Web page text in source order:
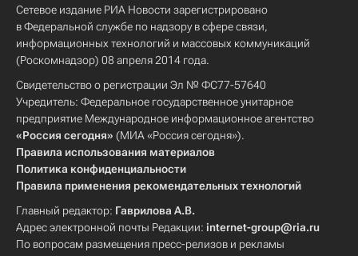
Сетевое издание РИА Новости зарегистрировано
в Федеральной службе по надзору в сфере связи,
информационных технологий и массовых коммуникаций
(Роскомнадзор) 08 апреля 2014 года.
Свидетельство о регистрации Эл № ФС77-57640
Учредитель: Федеральное государственное унитарное
предприятие Международное информационное агентство
«Россия сегодня» (МИА «Россия сегодня»).
Правила использования материалов
Политика конфиденциальности
Правила применения рекомендательных технологий
Главный редактор: Гаврилова А.В.
Адрес электронной почты Редакции: internet-group@ria.ru
По вопросам размещения пресс-релизов и рекламы